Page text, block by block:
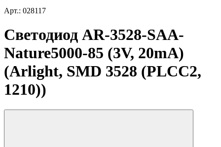
Арт.: 028117
Светодиод AR-3528-SAA-
Nature5000-85 (3V, 20mA)
(Arlight, SMD 3528 (PLCC2,
1210))